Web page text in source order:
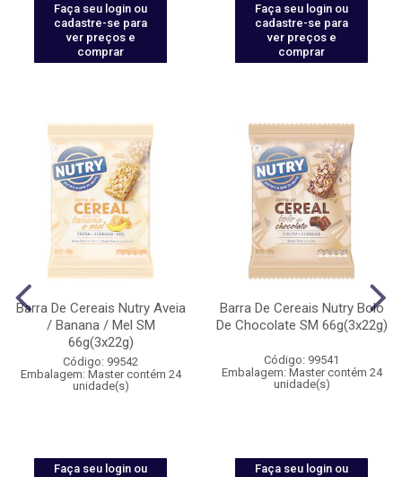
Faça seu login ou
cadastre-se para
ver preços e
comprar
Faça seu login ou
cadastre-se para
ver preços e
comprar
Barra De Cereais Nutry Aveia
/ Banana / Mel SM
66g(3x22g)
Código: 99542
Embalagem: Master contém 24
unidade(s)
Faça seu login ou
Barra De Cereais Nutry Bolo
De Chocolate SM 66g(3x22g)
Código: 99541
Embalagem: Master contém 24
unidade(s)
Faça seu login ou